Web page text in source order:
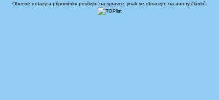
Obecné dotazy a připomínky posílejte na spravce , jinak se obracejte na autory článků.